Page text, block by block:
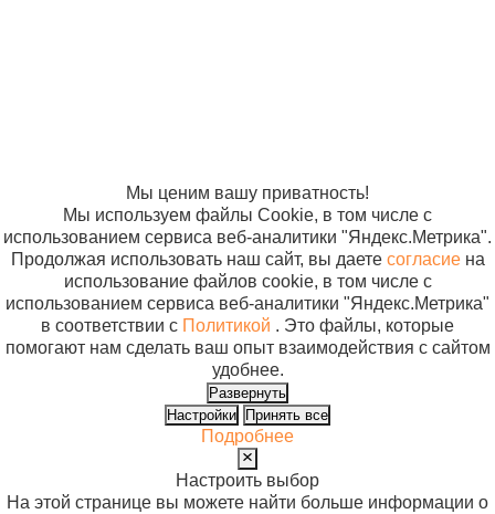
Мы ценим вашу приватность!
Мы используем файлы Cookie, в том числе с
использованием сервиса веб-аналитики "Яндекс.Метрика".
Продолжая использовать наш сайт, вы даете согласиена
использование файлов cookie, в том числе с
использованием сервиса веб-аналитики "Яндекс.Метрика"
в соответствии с Политикой . Это файлы, которые
помогают нам сделать ваш опыт взаимодействия с сайтом
удобнее.
Развернуть
Настройки
Принять все
Подробнее
Настроить выбор
На этой странице вы можете найти больше информации о